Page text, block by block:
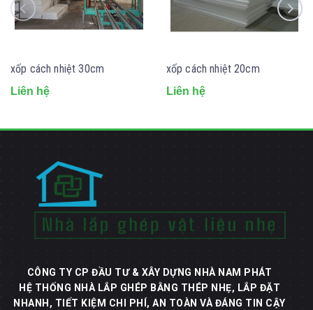
xốp cách nhiệt 30cm
Liên hệ
xốp cách nhiệt 20cm
Liên hệ
CÔNG TY CP ĐẦU TƯ & XÂY DỰNG NHÀ NAM PHÁT
HỆ THỐNG NHÀ LẮP GHÉP BẰNG THÉP NHẸ, LẮP ĐẶT
NHANH, TIẾT KIỆM CHI PHÍ, AN TOÀN VÀ ĐÁNG TIN CẬY